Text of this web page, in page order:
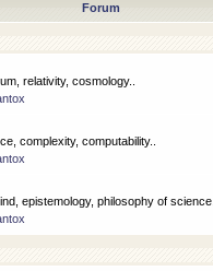
Forum
relativity, cosmology..
complexity, computability..
epistemology, philosophy of science..